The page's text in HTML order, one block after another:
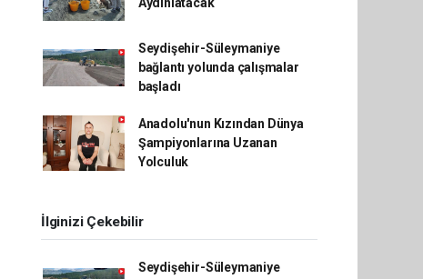
Seydişehir-Süleymaniye
bağlantı yolunda çalışmalar
başladı
Anadolu'nun Kızından Dünya
Şampiyonlarına Uzanan
Yolculuk
İlginizi Çekebilir
Seydişehir-Süleymaniye